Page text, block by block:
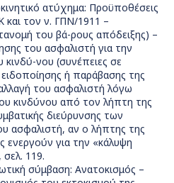
ατύχημα: Προϋποθέσεις
τον ν. ΓΠΝ/1911 –
του βά-ρους απόδειξης) –
του ασφαλιστή για την
νου (συνέπειες σε
ή παράβασης της
του ασφαλιστή λόγω
κινδύνου από τον λήπτη της
διεύρυνσης των
ασφαλιστή, αν ο λήπτης της
ενεργούν για την «κάλυψη
119.
σύμβαση: Ανατοκισμός –